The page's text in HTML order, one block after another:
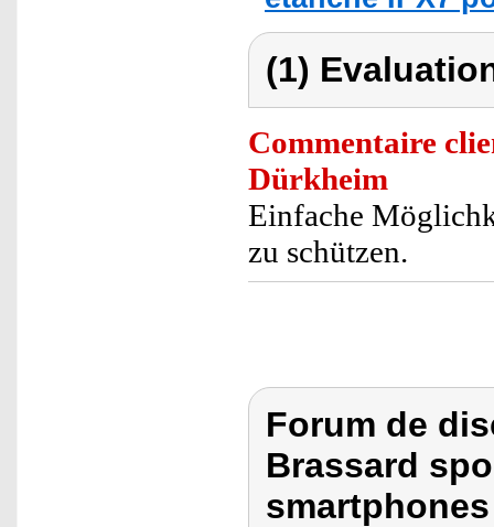
(1)
Commentaire
Dürkheim
Einfache
zu schützen.
Forum de
Brassard